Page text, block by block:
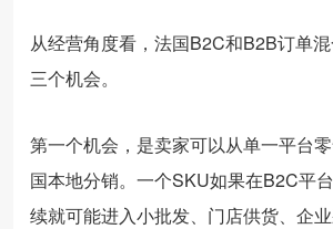
从经营角度看，法国B2C和B2B订单
三个机会。
第一个机会，是卖家可以从单一平台
国本地分销。一个SKU如果在B2C平
续就可能进入小批发、门店供货、企